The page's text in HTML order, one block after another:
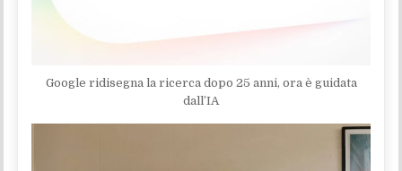
Google ridisegna la ricerca dopo 25 anni, ora è guidata
dall’IA